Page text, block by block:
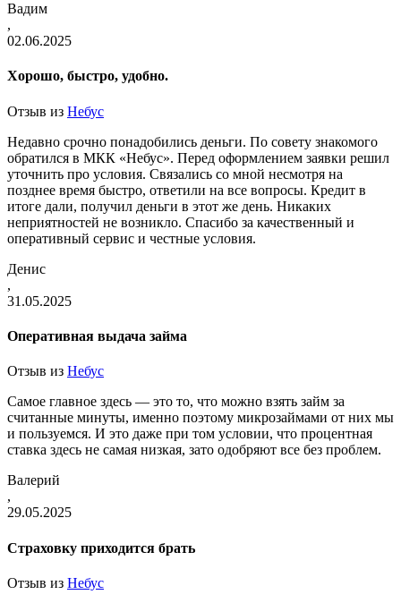
Вадим
,
02.06.2025
Хорошо, быстро, удобно.
Отзыв из Небус
Недавно срочно понадобились деньги. По совету знакомого
обратился в МКК «Небус». Перед оформлением заявки решил
уточнить про условия. Связались со мной несмотря на
позднее время быстро, ответили на все вопросы. Кредит в
итоге дали, получил деньги в этот же день. Никаких
неприятностей не возникло. Спасибо за качественный и
оперативный сервис и честные условия.
Денис
,
31.05.2025
Оперативная выдача займа
Отзыв из Небус
Самое главное здесь — это то, что можно взять займ за
считанные минуты, именно поэтому микрозаймами от них мы
и пользуемся. И это даже при том условии, что процентная
ставка здесь не самая низкая, зато одобряют все без проблем.
Валерий
,
29.05.2025
Страховку приходится брать
Отзыв из Небус